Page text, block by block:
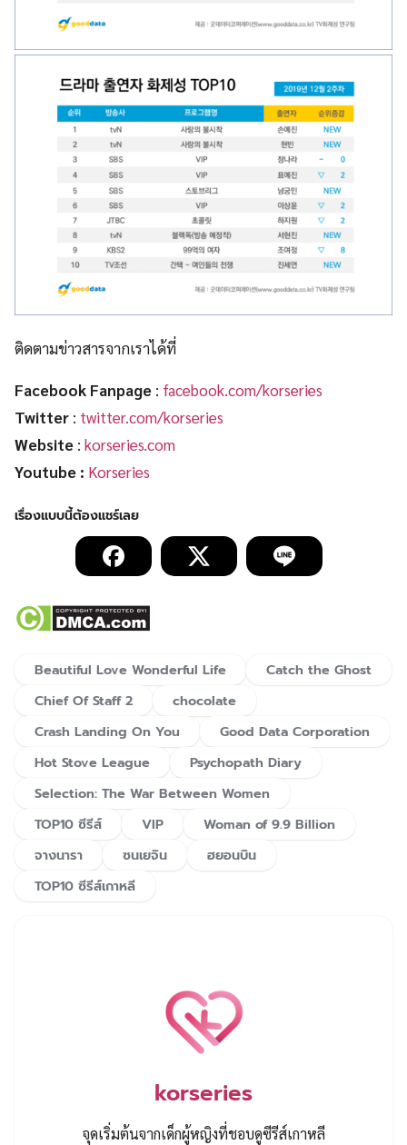
ติดตามข่าวสารจากเราได้ที่
Facebook Fanpage : facebook.com/korseries
Twitter : twitter.com/korseries
Website : korseries.com
Youtube : Korseries
Beautiful Love Wonderful Life
Catch the Ghost
Chief Of Staff 2
chocolate
Crash Landing On You
Good Data Corporation
Hot Stove League
Psychopath Diary
Selection: The War Between Women
TOP10 ซีรีส์
VIP
Woman of 9.9 Billion
จางนารา
ซนเยจิน
ฮยอนบิน
​TOP10 ซีรีส์เกาหลี
korseries
จุดเริ่มต้นจากเด็กผู้หญิงที่ชอบดูซีรีส์เกาหลี